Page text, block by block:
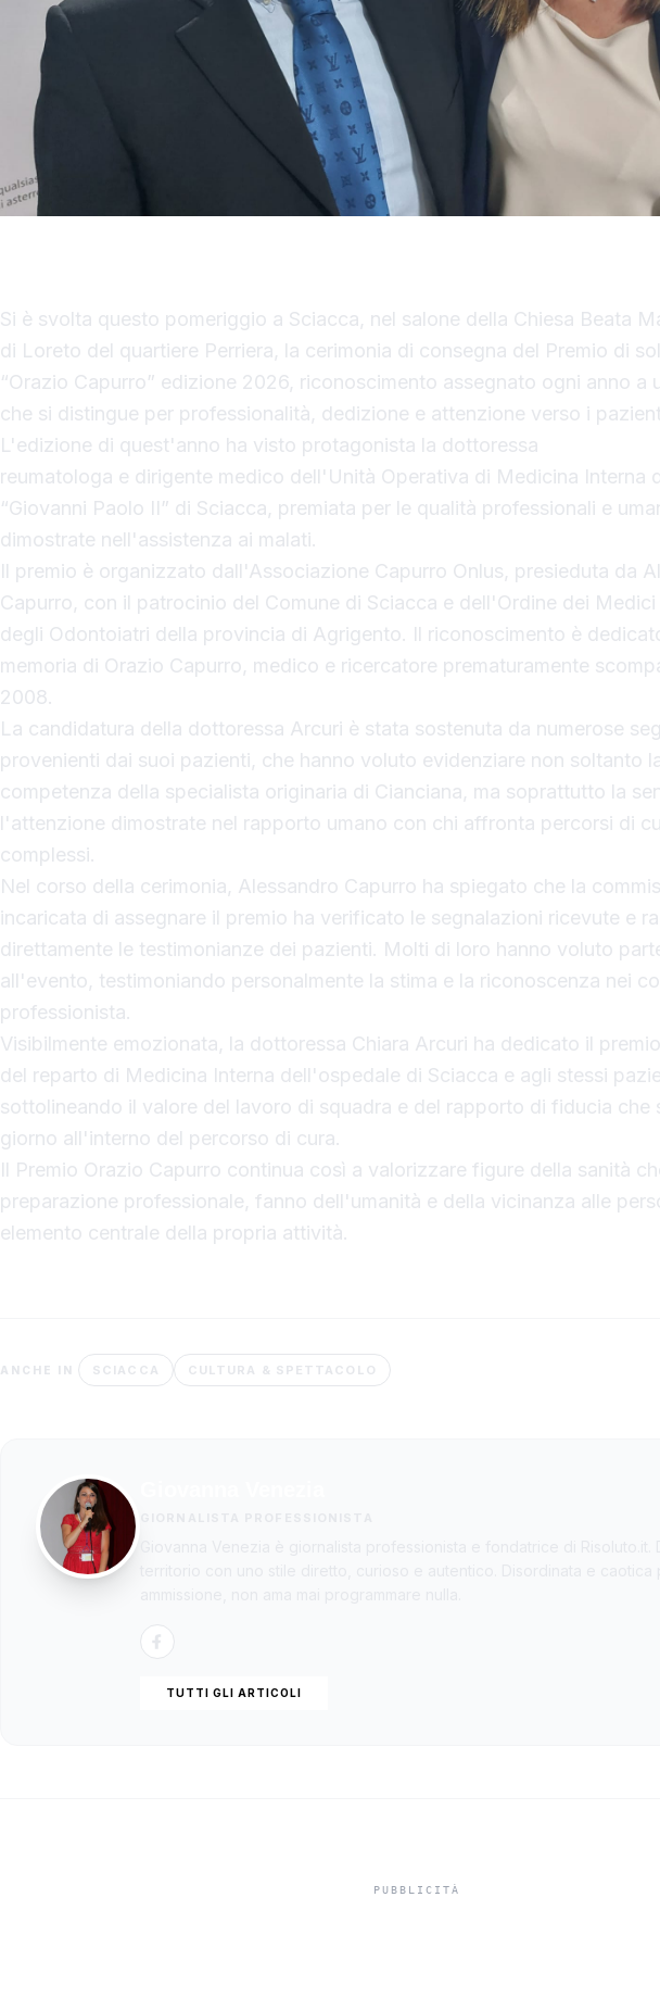
Si è svolta questo pomeriggio a Sciacca, nel salone della Chiesa Beata
di Loreto del quartiere Perriera, la cerimonia di consegna del Premio di
“Orazio Capurro” edizione 2026, riconoscimento assegnato ogni anno a
che si distingue per professionalità, dedizione e attenzione verso i
L'edizione di quest'anno ha visto protagonista la dottoressa
reumatologa e dirigente medico dell'Unità Operativa di Medicina Interna
“Giovanni Paolo II” di Sciacca, premiata per le qualità professionali e
dimostrate nell'assistenza ai malati.
Il premio è organizzato dall'Associazione Capurro Onlus, presieduta da
Capurro, con il patrocinio del Comune di Sciacca e dell'Ordine dei Medici
degli Odontoiatri della provincia di Agrigento. Il riconoscimento è
memoria di Orazio Capurro, medico e ricercatore prematuramente
2008.
La candidatura della dottoressa Arcuri è stata sostenuta da numerose
provenienti dai suoi pazienti, che hanno voluto evidenziare non soltanto
competenza della specialista originaria di Cianciana, ma soprattutto la
l'attenzione dimostrate nel rapporto umano con chi affronta percorsi di
complessi.
Nel corso della cerimonia, Alessandro Capurro ha spiegato che la
incaricata di assegnare il premio ha verificato le segnalazioni ricevute e
direttamente le testimonianze dei pazienti. Molti di loro hanno voluto
all'evento, testimoniando personalmente la stima e la riconoscenza nei
professionista.
Visibilmente emozionata, la dottoressa Chiara Arcuri ha dedicato il
del reparto di Medicina Interna dell'ospedale di Sciacca e agli stessi
sottolineando il valore del lavoro di squadra e del rapporto di fiducia che
giorno all'interno del percorso di cura.
Il Premio Orazio Capurro continua così a valorizzare figure della sanità
preparazione professionale, fanno dell'umanità e della vicinanza alle
elemento centrale della propria attività.
ANCHE IN SCIACCA CULTURA & SPETTACOLO
TUTTI GLI ARTICOLI